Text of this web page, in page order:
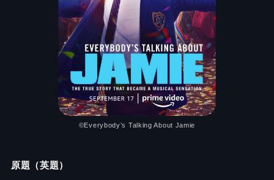
©Everybody’s Talking About Jamie
原題（英題）